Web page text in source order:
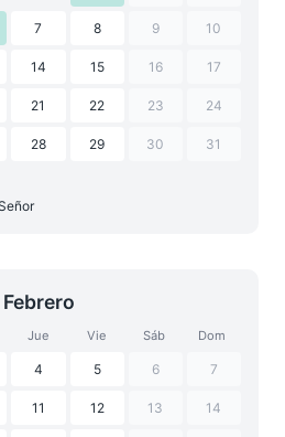
7 8 9 10
14 15 16 17
21 22 23 24
28 29 30 31
Febrero
Jue Vie Sáb Dom
4 5 6 7
11 12 13 14